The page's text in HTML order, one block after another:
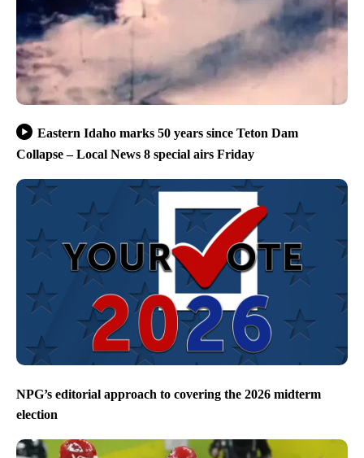
Eastern Idaho marks 50 years since Teton Dam
Collapse – Local News 8 special airs Friday
NPG’s editorial approach to covering the 2026 midterm
election